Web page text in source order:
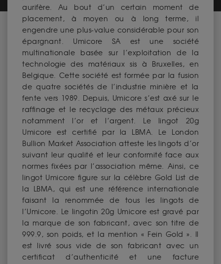
aurifère. Au bout d’un certain moment de
placement, à moyen ou à long terme, il
engendre une plus-value considérable pour son
épargnant. Umicore SA est une société
multinationale basée sur l’exploitation de la
technologie des matériaux sis à Bruxelles, en
Belgique. Cette société est formée par la fusion
de quatre sociétés de l’industrie minière et la
fente vers 1989. Depuis, Umicore s’est axé sur le
raffinage et le recyclage des métaux précieux
notamment l’or et l’argent. Le lingot 20g
Umicore est certifié par la LBMA. Le London
Bullion Market Association atteste les lingots d’or
suivant leur qualité et leur conformité face aux
normes fixées par l’association même. Ainsi, ce
lingot Umicore figure sur la célèbre Gold List de
la LBMA, qui est une référence internationale
faisant la renommée de tous les lingots de
l’Umicore. Le lingotin 20g Umicore est gravé par
la marque de son fabricant, avec son titre de
999.9, son poids, et la mention « Fein Gold ». Il
est livré sous vide de son fabricant avec un
certificat d’authenticité et une facture